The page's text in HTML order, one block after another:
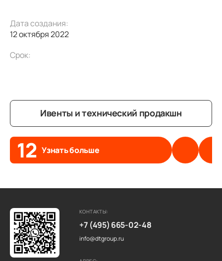
Дата создания:
12 октября 2022
Срок:
Ивенты и технический продакшн
12 Узнать больше
КОНТАКТЫ:
+7 (495) 665-02-48
info@dtgroup.ru